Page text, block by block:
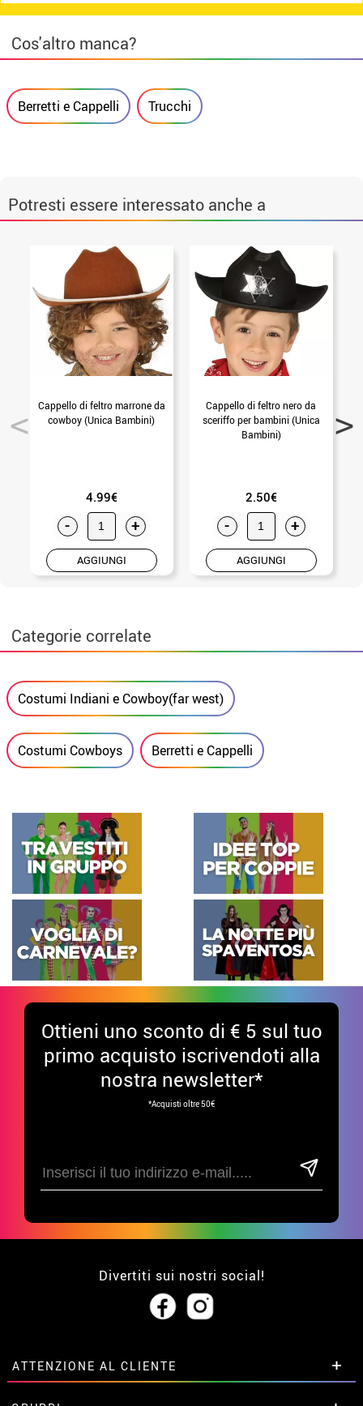
Cos'altro manca?
Berretti e Cappelli Trucchi
Potresti essere interessato anche a
Cappello di feltro marrone da
cowboy (Unica Bambini)
4.99€
- +
AGGIUNGI
Cappello di feltro nero da
sceriffo per bambini (Unica
Bambini)
2.50€
- +
AGGIUNGI
Categorie correlate
Costumi Indiani e Cowboy(far west)
Costumi Cowboys Berretti e Cappelli
Ottieni uno sconto di € 5 sul tuo
primo acquisto iscrivendoti alla
nostra newsletter*
*Acquisti oltre 50€
Divertiti sui nostri social!
ATTENZIONE AL CLIENTE